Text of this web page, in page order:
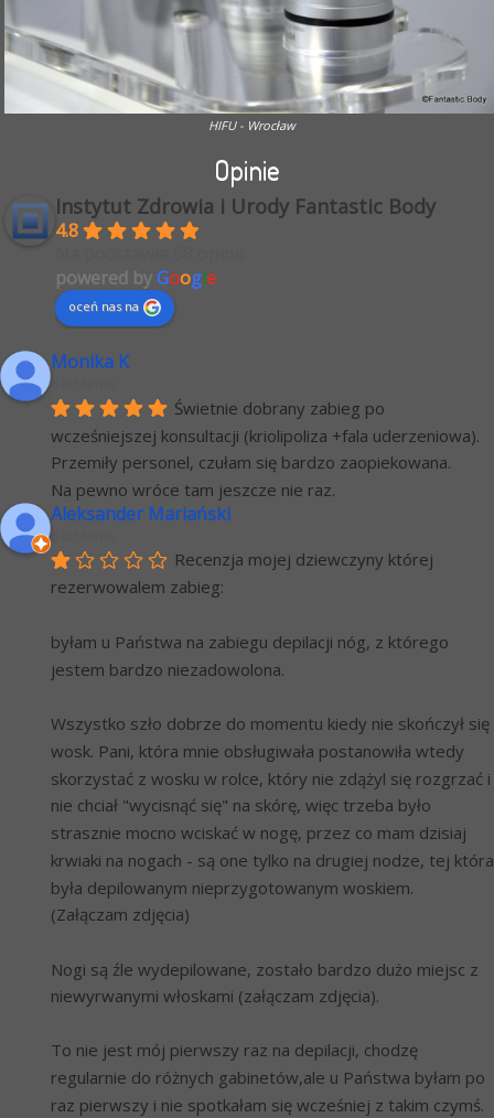
HIFU - Wrocław
Opinie
Instytut Zdrowia i Urody Fantastic Body
4.8
powered byGoogle
oceń nas na
Monika K
Świetnie dobrany zabieg po
wcześniejszej konsultacji (kriolipoliza +fala uderzeniowa).
Przemiły personel, czułam się bardzo zaopiekowana.
Na pewno wróce tam jeszcze nie raz.
Aleksander Mariański
Recenzja mojej dziewczyny której
rezerwowalem zabieg:
byłam u Państwa na zabiegu depilacji nóg, z którego
jestem bardzo niezadowolona.
Wszystko szło dobrze do momentu kiedy nie skończył się
wosk. Pani, która mnie obsługiwała postanowiła wtedy
skorzystać z wosku w rolce, który nie zdążyl się rozgrzać i
nie chciał "wycisnąć się" na skórę, więc trzeba było
strasznie mocno wciskać w nogę, przez co mam dzisiaj
krwiaki na nogach - są one tylko na drugiej nodze, tej która
była depilowanym nieprzygotowanym woskiem.
(Załączam zdjęcia)
Nogi są źle wydepilowane, zostało bardzo dużo miejsc z
niewyrwanymi włoskami (załączam zdjęcia).
To nie jest mój pierwszy raz na depilacji, chodzę
regularnie do różnych gabinetów,ale u Państwa byłam po
raz pierwszy i nie spotkałam się wcześniej z takim czymś.